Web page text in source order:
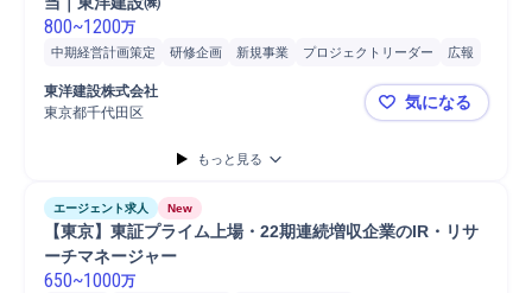
800~1200万
中期経営計画策定 研修企画 新規事業 プロジェクトリーダー
広報
教育
企業価値向上
コーポレートガバナンス整備
プロジェクト
東洋建設株式会社
東京都千代田区
【大成建設
気になる
もっと見る
エージェント求人 New
【東京】東証プライム上場・22期連続増収企業のIR・リサ
ーチマネージャー
650~1000万